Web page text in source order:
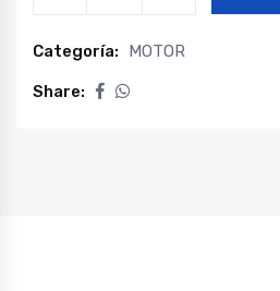
maxus
c35
Categoría: MOTOR
Share: